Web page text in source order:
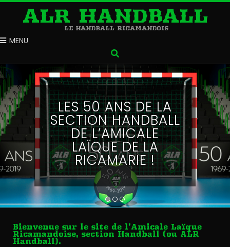
ALR HANDBALL
LE HANDBALL RICAMANDOIS
MENU
LES 50 ANS DE LA
SECTION HANDBALL
DE L’AMICALE
LAÏQUE DE LA
RICAMARIE !
1 2 3
Bienvenue sur le site de l’Amicale Laïque
Ricamandoise, section Handball (ou ALR
Handball).